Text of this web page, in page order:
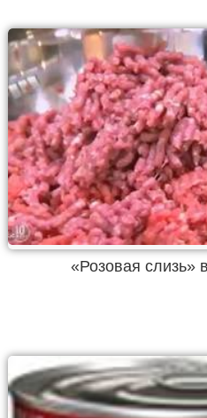
«Розовая слизь»